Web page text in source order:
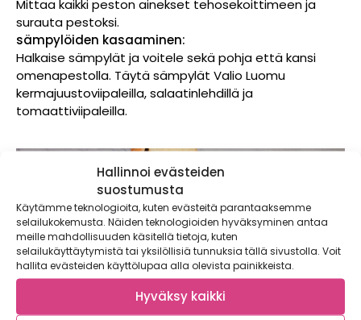
Hallinnoi evästeiden
suostumusta
Käytämme teknologioita, kuten evästeitä parantaaksemme
selailukokemusta. Näiden teknologioiden hyväksyminen antaa
meille mahdollisuuden käsitellä tietoja, kuten
selailukäyttäytymistä tai yksilöllisiä tunnuksia tällä sivustolla. Voit
hallita evästeiden käyttölupaa alla olevista painikkeista.
Hyväksy kaikki
Mittaa kaikki peston ainekset tehosekoittimeen ja
surauta pestoksi.
sämpylöiden kasaaminen:
Halkaise sämpylät ja voitele sekä pohja että kansi
omenapestolla. Täytä sämpylät Valio Luomu
kermajuustoviipaleilla, salaatinlehdillä ja
tomaattiviipaleilla.